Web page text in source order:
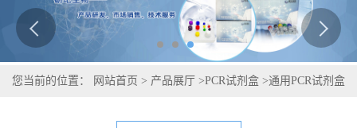
您当前的位置： 网站首页 > 产品展厅 >PCR试剂盒 >通用PCR试剂盒